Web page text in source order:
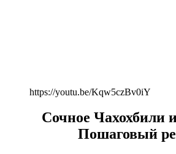
https://youtu.be/Kqw5czBv0iY
Сочное Чахохбили
Пошаговый